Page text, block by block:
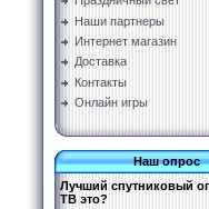
Наши партнеры
Интернет магазин
Доставка
Контакты
Онлайн игры
Наш опрос
Лучший спутниковый
ТВ это?